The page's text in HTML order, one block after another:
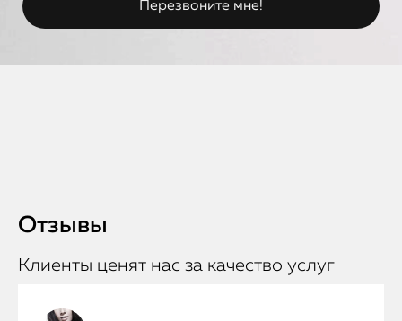
Отзывы
Клиенты ценят нас за качество услуг